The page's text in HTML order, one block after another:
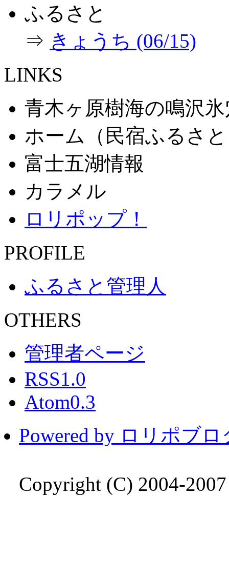
ふるさと
⇒ きょうち (06/15)
LINKS
青木ヶ原樹海の鳴沢
ホーム（民宿ふるさ
富士五湖情報
カラメル
ロリポップ！
PROFILE
ふるさと管理人
OTHERS
管理者ページ
RSS1.0
Atom0.3
Powered by ロリポブロ
Copyright (C) 2004-